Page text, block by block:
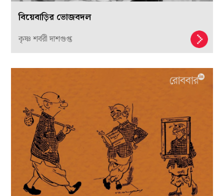
বিয়েবাড়ির ভোজবদল
কৃষ্ণ শর্বরী দাশগুপ্ত